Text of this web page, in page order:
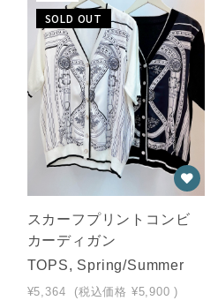
SOLD OUT
スカーフプリントコンビ
カーディガン
TOPS, Spring/Summer
¥5,364 (税込価格 ¥5,900 )